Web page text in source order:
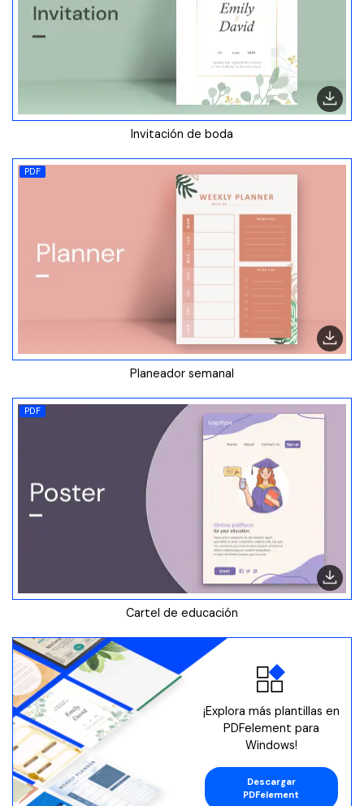
Invitación de boda
PDF
Planeador semanal
PDF
Cartel de educación
¡Explora más plantillas en
PDFelement para
Windows!
Descargar
PDFelement